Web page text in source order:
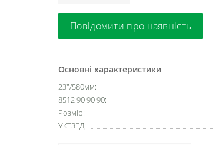
Повідомити про наявність
Основні характеристики
23"/580мм:
8512 90 90 90:
Розмір:
УКТЗЕД: